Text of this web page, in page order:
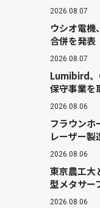
2026.08.07
ウシオ電機
合併を発表
2026.08.07
Lumibird、
保守事業を
2026.08.06
フラウンホ
レーザー製
2026.08.06
東京農工大
型メタサー
2026.08.06